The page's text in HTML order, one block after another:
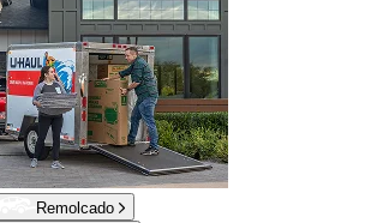
Remolcado